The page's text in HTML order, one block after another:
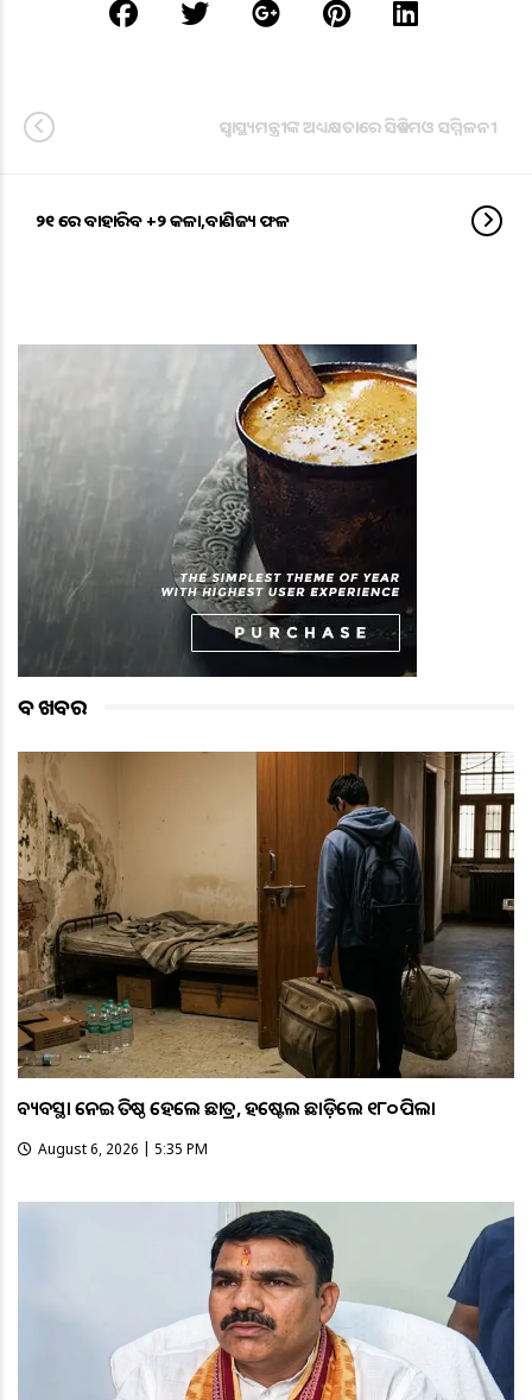
ସ୍ବାସ୍ଥ୍ୟମନ୍ତ୍ରୀଙ୍କ ଅଧ୍ୟକ୍ଷତାରେ ସିଡିଏମଓ ସମ୍ମିଳନୀ
୨୧ ରେ ବାହାରିବ +୨ କଳା,ବାଣିଜ୍ୟ ଫଳ
ବଡ ଖବର
ଅବ୍ୟବସ୍ଥା ନେଇ ଅତିଷ୍ଠ ହେଲେ ଛାତ୍ର, ହଷ୍ଟେଲ ଛାଡ଼ିଲେ ୧୮୦ ପିଲା
August 6, 2026 | 5:35 PM